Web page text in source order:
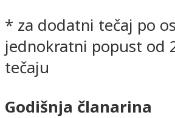
* za dodatni tečaj po
jednokratni popust od
tečaju
Godišnja članarina